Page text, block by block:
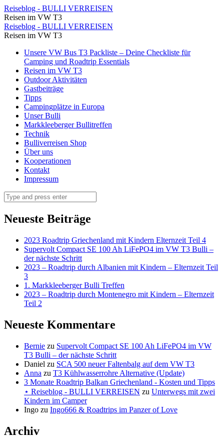
Unter
Wasser
gibt
hier
viel
sehen.
Reiseblog
BULLI
VERREISEN
Reiseblog - BULLI VERREISEN
Reisen im VW T3
Unter
Wasser
gibt
hier
viel
sehen.
Reiseblog
BULLI
VERREISEN
Reiseblog - BULLI VERREISEN
Reisen im VW T3
Skip
content
Unsere VW Bus T3 Packliste – Deine Checkliste für
Camping und Roadtrip Essentials
Reisen im VW T3
Outdoor Aktivitäten
Gastbeiträge
Tipps
Campingplätze in Europa
Unser Bulli
Markkleeberger Bullitreffen
Technik
Bulliverreisen Shop
Über uns
Kooperationen
Kontakt
Impressum
Search
Neueste Beiträge
2023 Roadtrip Griechenland mit Kindern Elternzeit Teil 4
Supervolt Compact SE 100 Ah LiFePO4 im VW T3 Bulli –
der nächste Schritt
2023 – Roadtrip durch Albanien mit Kindern – Elternzeit Teil
3
1. Markkleeberger Bulli Treffen
2023 – Roadtrip durch Montenegro mit Kindern – Elternzeit
Teil 2
Neueste Kommentare
Bernie zu Supervolt Compact SE 100 Ah LiFePO4 im VW
T3 Bulli – der nächste Schritt
Daniel zu SCA 500 neuer Faltenbalg auf dem VW T3
Anna zu T3 Kühlwasserrohre Alternative (Update)
3 Monate Roadtrip Balkan Griechenland - Kosten und Tipps
⋆ Reiseblog - BULLI VERREISEN zu Unterwegs mit zwei
Kindern im Camper
Ingo zu Ingo666 & Roadtrips im Panzer of Love
Archiv